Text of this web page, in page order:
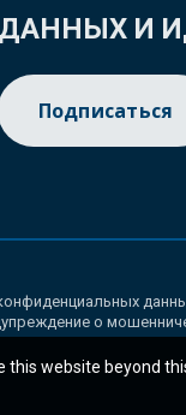
ДАННЫХ И
Подписаться
о
this website beyond